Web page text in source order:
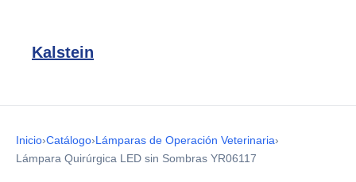
Kalstein
Inicio›Catálogo›Lámparas de Operación Veterinaria›
Lámpara Quirúrgica LED sin Sombras YR06117